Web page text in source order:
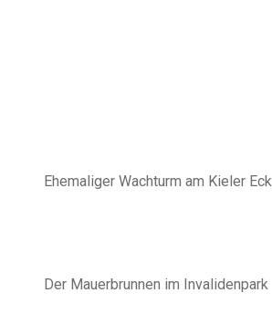
Ehemaliger Wachturm am Kieler Eck
Der Mauerbrunnen im Invalidenpark